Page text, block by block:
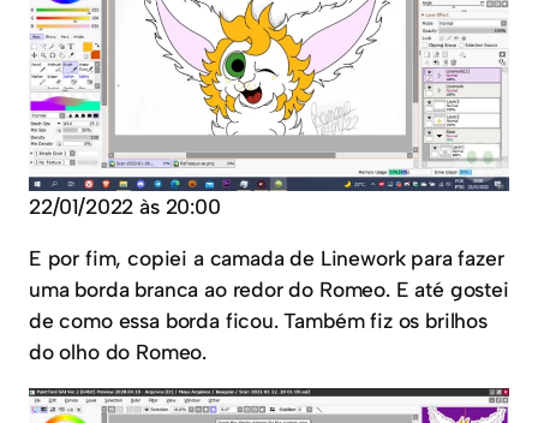
22/01/2022 às 20:00
E por fim, copiei a camada de Linework para fazer
uma borda branca ao redor do Romeo. E até gostei
de como essa borda ficou. Também fiz os brilhos
do olho do Romeo.